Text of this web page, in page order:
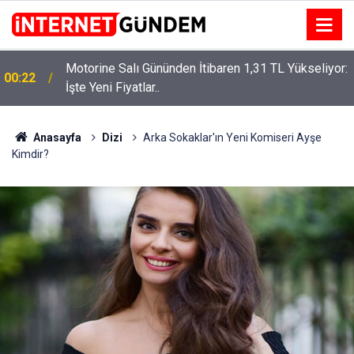
00:22
Motorine Salı Gününden İtibaren 1,31 TL Yükseliyor:
İşte Yeni Fiyatlar..
Anasayfa Dizi
Arka Sokaklar'ın Yeni Komiseri Ayşe
Kimdir?